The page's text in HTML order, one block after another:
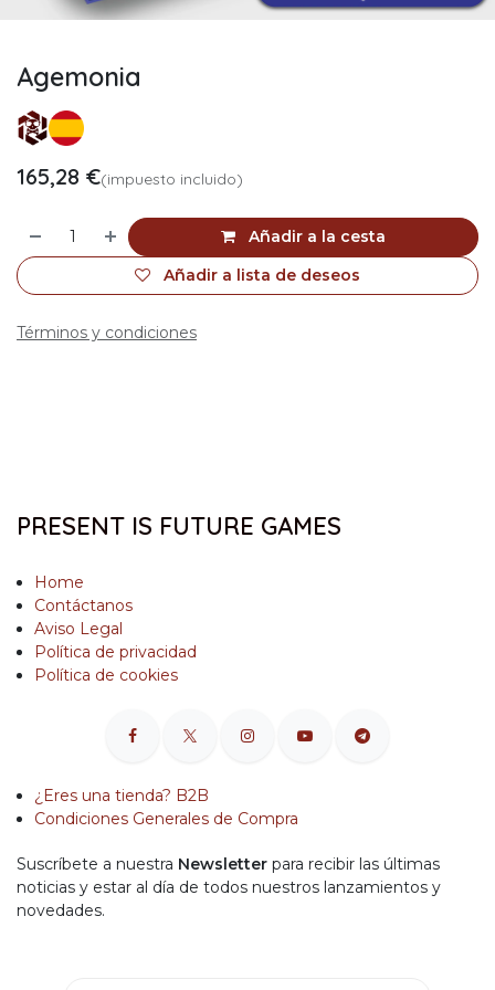
Agemonia
165,28 €(impuesto incluido)
Añadir a la cesta
Añadir a lista de deseos
Términos y condiciones
PRESENT IS FUTURE GAMES
Home
Contáctanos
Aviso Legal
Política de privacidad
Política de cookies
¿Eres una tienda? B2B
Condiciones Generales de Compra
Suscríbete a nuestra Newsletter para recibir las últimas
noticias y estar al día de todos nuestros lanzamientos y
novedades.